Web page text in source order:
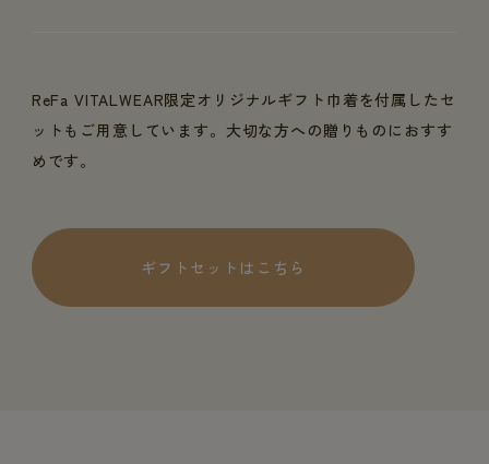
ReFa VITALWEAR限定オリジナルギフト巾着を付属したセ
ットもご用意しています。大切な方への贈りものにおすす
めです。
ギフトセットはこちら